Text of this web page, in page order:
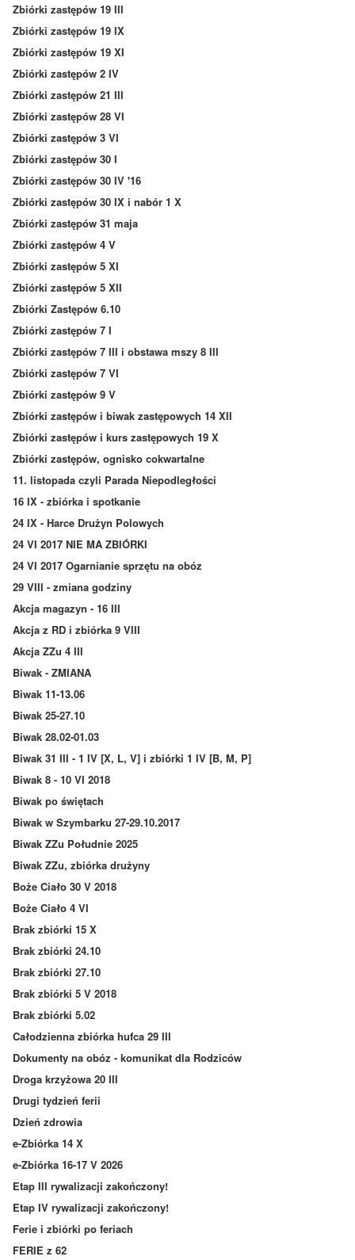
Zbiórki zastępów 19 III
Zbiórki zastępów 19 IX
Zbiórki zastępów 19 XI
Zbiórki zastępów 2 IV
Zbiórki zastępów 21 III
Zbiórki zastępów 28 VI
Zbiórki zastępów 3 VI
Zbiórki zastępów 30 I
Zbiórki zastępów 30 IV '16
Zbiórki zastępów 30 IX i nabór 1 X
Zbiórki zastępów 31 maja
Zbiórki zastępów 4 V
Zbiórki zastępów 5 XI
Zbiórki zastępów 5 XII
Zbiórki Zastępów 6.10
Zbiórki zastępów 7 I
Zbiórki zastępów 7 III i obstawa mszy 8 III
Zbiórki zastępów 7 VI
Zbiórki zastępów 9 V
Zbiórki zastępów i biwak zastępowych 14 XII
Zbiórki zastępów i kurs zastępowych 19 X
Zbiórki zastępów, ognisko cokwartalne
11. listopada czyli Parada Niepodległości
16 IX - zbiórka i spotkanie
24 IX - Harce Drużyn Polowych
24 VI 2017 NIE MA ZBIÓRKI
24 VI 2017 Ogarnianie sprzętu na obóz
29 VIII - zmiana godziny
Akcja magazyn - 16 III
Akcja z RD i zbiórka 9 VIII
Akcja ZZu 4 III
Biwak - ZMIANA
Biwak 11-13.06
Biwak 25-27.10
Biwak 28.02-01.03
Biwak 31 III - 1 IV [X, L, V] i zbiórki 1 IV [B, M, P]
Biwak 8 - 10 VI 2018
Biwak po świętach
Biwak w Szymbarku 27-29.10.2017
Biwak ZZu Południe 2025
Biwak ZZu, zbiórka drużyny
Boże Ciało 30 V 2018
Boże Ciało 4 VI
Brak zbiórki 15 X
Brak zbiórki 24.10
Brak zbiórki 27.10
Brak zbiórki 5 V 2018
Brak zbiórki 5.02
Całodzienna zbiórka hufca 29 III
Dokumenty na obóz - komunikat dla Rodziców
Droga krzyżowa 20 III
Drugi tydzień ferii
Dzień zdrowia
e-Zbiórka 14 X
e-Zbiórka 16-17 V 2026
Etap III rywalizacji zakończony!
Etap IV rywalizacji zakończony!
Ferie i zbiórki po feriach
FERIE z 62